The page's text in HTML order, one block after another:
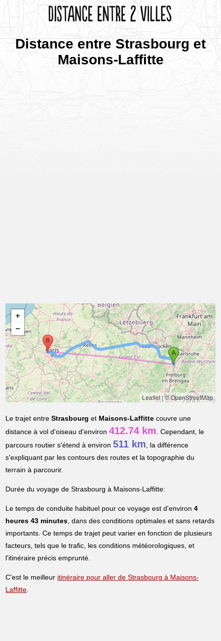
Distance entre Strasbourg et
Maisons-Laffitte
Leaflet|© OpenStreetMap
Le trajet entreStrasbourg et Maisons-Laffitte couvre une
distance à vol d'oiseau d'environ412.74 km. Cependant, le
parcours routier s'étend à environ511 km, la différence
s'expliquant par les contours des routes et la topographie du
terrain à parcourir.
Durée du voyage de Strasbourg à Maisons-Laffitte:
Le temps de conduite habituel pour ce voyage est d'environ4
heures 43 minutes, dans des conditions optimales et sans retards
importants. Ce temps de trajet peut varier en fonction de plusieurs
facteurs, tels que le trafic, les conditions météorologiques, et
l'itinéraire précis emprunté.
C'est le meilleur itinéraire pour aller de Strasbourg à Maisons-
Laffitte.